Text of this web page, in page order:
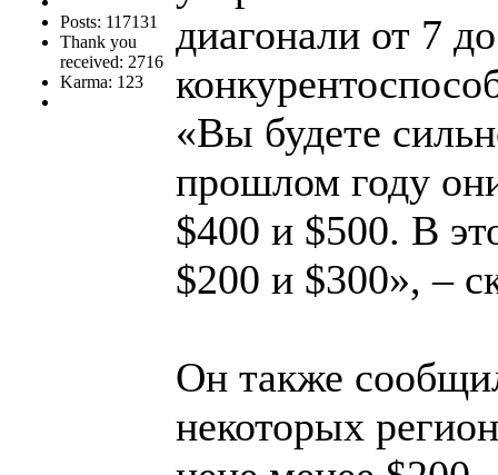
Posts: 117131
Thank you
received: 2716
Karma: 123
диагонали от 7
«Вы будете
прошлом году
$400 и $500. В
$200 и $300», –
Он также
некоторых